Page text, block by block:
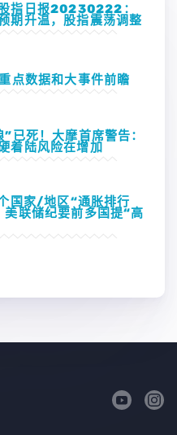
指日报20230222：
期升温，股指震荡调整
点数据和大事件前瞻
已死！大摩首席警告：
着陆风险在增加
国家/地区“通胀排行
美联储纪要前多国提“高